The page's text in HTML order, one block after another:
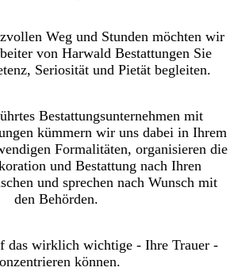
Weg und Stunden möchten wir
von Harwald Bestattungen Sie
Seriosität und Pietät begleiten.
Bestattungsunternehmen mit
kümmern wir uns dabei in Ihrem
Formalitäten, organisieren die
und Bestattung nach Ihren
und sprechen nach Wunsch mit
den Behörden.
das wirklich wichtige - Ihre Trauer -
können.